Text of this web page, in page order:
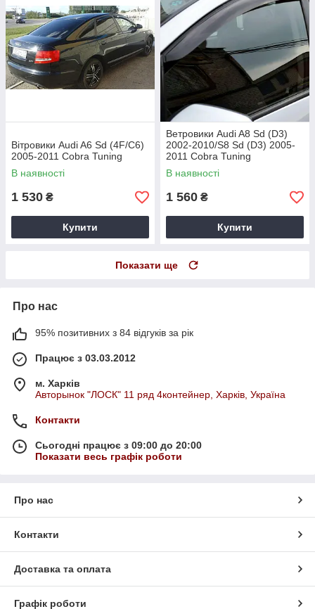
Вітровики Audi A6 Sd (4F/C6)
2005-2011 Cobra Tuning
В наявності
1 530 ₴
Купити
Ветровики Audi A8 Sd (D3)
2002-2010/S8 Sd (D3) 2005-
2011 Cobra Tuning
В наявності
1 560 ₴
Купити
Показати ще
Про нас
95% позитивних з 84 відгуків за рік
Працює з 03.03.2012
м. Харків
Авторынок "ЛОСК" 11 ряд 4контейнер, Харків, Україна
Контакти
Сьогодні працює з 09:00 до 20:00
Показати весь графік роботи
Про нас
Контакти
Доставка та оплата
Графік роботи